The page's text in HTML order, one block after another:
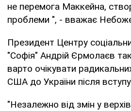
не перемога Маккейна,
проблеми ", - вважає
Президент Центру
"Софія" Андрій Єрмолаєв
варто очікувати
США до України після
"Незалежно від змін у